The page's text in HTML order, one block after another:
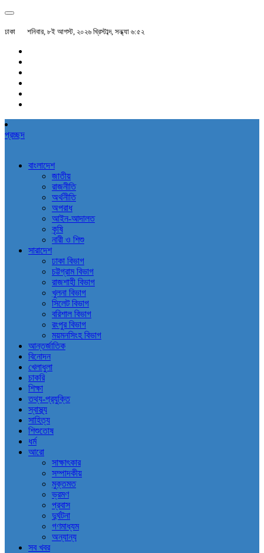
ঢাকা শনিবার, ৮ই আগস্ট, ২০২৬ খ্রিস্টাব্দ, সন্ধ্যা ৬:৫২
প্রচ্ছদ
বাংলাদেশ
জাতীয়
রাজনীতি
অর্থনীতি
অপরাধ
আইন-আদালত
কৃষি
নারী ও শিশু
সারাদেশ
ঢাকা বিভাগ
চট্টগ্রাম বিভাগ
রাজশাহী বিভাগ
খুলনা বিভাগ
সিলেট বিভাগ
বরিশাল বিভাগ
রংপুর বিভাগ
ময়মনসিংহ বিভাগ
আন্তর্জাতিক
বিনোদন
খেলাধুলা
চাকরি
শিক্ষা
তথ্য-প্রযুক্তি
স্বাস্থ্য
সাহিত্য
শিশুতোষ
ধর্ম
আরো
সাক্ষাৎকার
সম্পাদকীয়
মুক্তমত
ভ্রমণ
প্রবাস
দুর্ঘটনা
গণমাধ্যম
অন্যান্য
সব খবর